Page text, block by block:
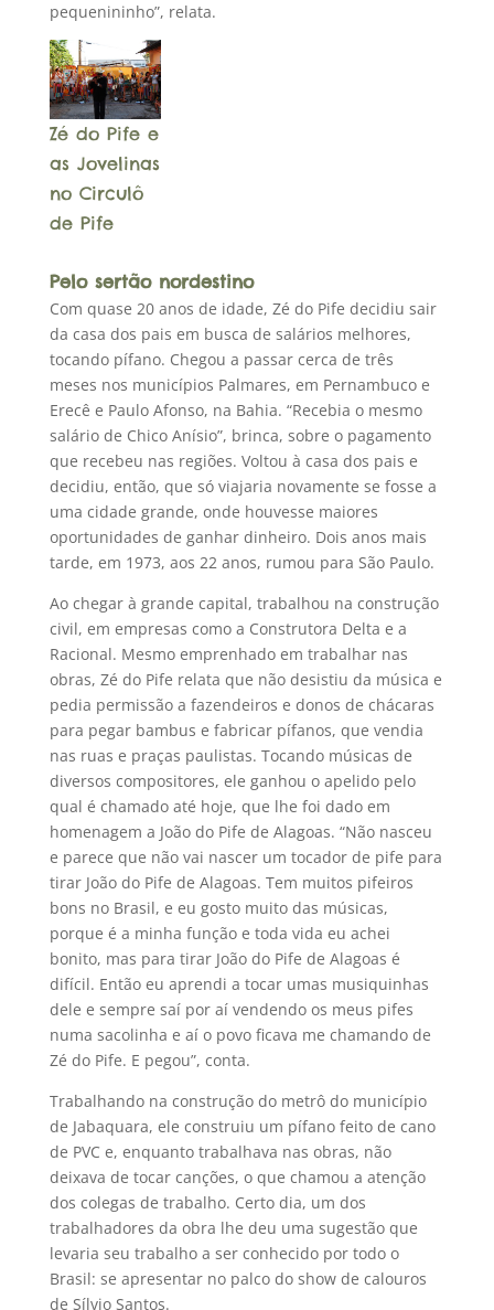
pequenininho”, relata.
Zé do Pife e
as Jovelinas
no Circulô
de Pife
Pelo sertão nordestino
Com quase 20 anos de idade, Zé do Pife decidiu sair
da casa dos pais em busca de salários melhores,
tocando pífano. Chegou a passar cerca de três
meses nos municípios Palmares, em Pernambuco e
Erecê e Paulo Afonso, na Bahia. “Recebia o mesmo
salário de Chico Anísio”, brinca, sobre o pagamento
que recebeu nas regiões. Voltou à casa dos pais e
decidiu, então, que só viajaria novamente se fosse a
uma cidade grande, onde houvesse maiores
oportunidades de ganhar dinheiro. Dois anos mais
tarde, em 1973, aos 22 anos, rumou para São Paulo.
Ao chegar à grande capital, trabalhou na construção
civil, em empresas como a Construtora Delta e a
Racional. Mesmo emprenhado em trabalhar nas
obras, Zé do Pife relata que não desistiu da música e
pedia permissão a fazendeiros e donos de chácaras
para pegar bambus e fabricar pífanos, que vendia
nas ruas e praças paulistas. Tocando músicas de
diversos compositores, ele ganhou o apelido pelo
qual é chamado até hoje, que lhe foi dado em
homenagem a João do Pife de Alagoas. “Não nasceu
e parece que não vai nascer um tocador de pife para
tirar João do Pife de Alagoas. Tem muitos pifeiros
bons no Brasil, e eu gosto muito das músicas,
porque é a minha função e toda vida eu achei
bonito, mas para tirar João do Pife de Alagoas é
difícil. Então eu aprendi a tocar umas musiquinhas
dele e sempre saí por aí vendendo os meus pifes
numa sacolinha e aí o povo ficava me chamando de
Zé do Pife. E pegou”, conta.
Trabalhando na construção do metrô do município
de Jabaquara, ele construiu um pífano feito de cano
de PVC e, enquanto trabalhava nas obras, não
deixava de tocar canções, o que chamou a atenção
dos colegas de trabalho. Certo dia, um dos
trabalhadores da obra lhe deu uma sugestão que
levaria seu trabalho a ser conhecido por todo o
Brasil: se apresentar no palco do show de calouros
de Sílvio Santos.